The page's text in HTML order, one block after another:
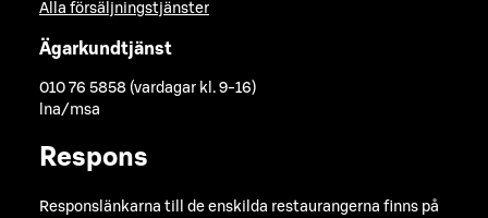
Alla försäljningstjänster
Ägarkundtjänst
010 76 5858 (vardagar kl. 9-16)
lna/msa
Respons
Responslänkarna till de enskilda restaurangerna finns på